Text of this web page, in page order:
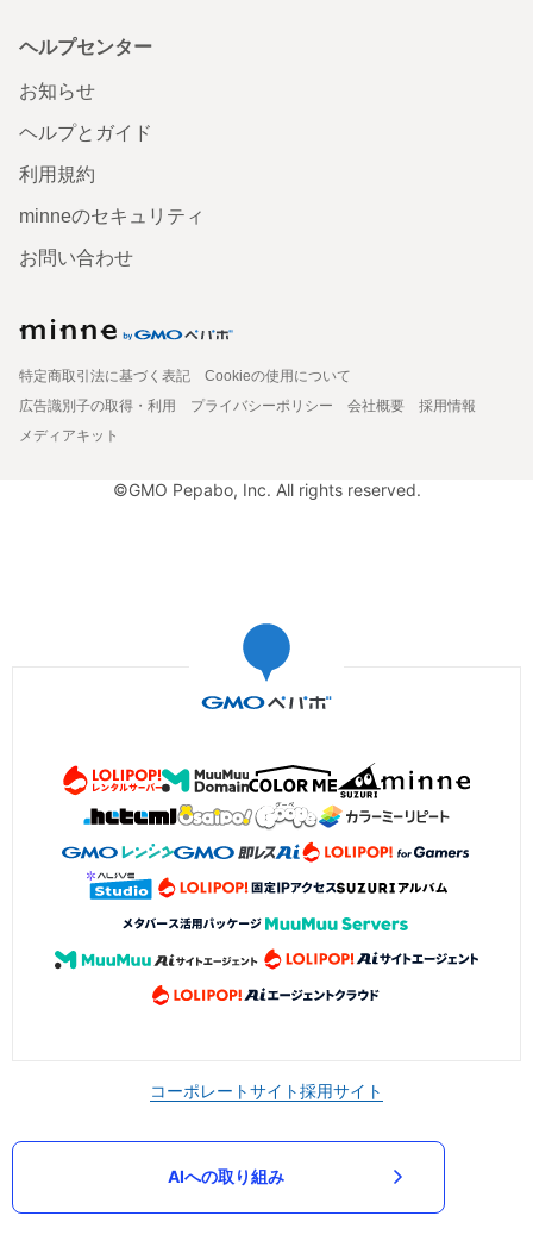
ヘルプセンター
お知らせ
ヘルプとガイド
利用規約
minneのセキュリティ
お問い合わせ
特定商取引法に基づく表記
Cookieの使用について
広告識別子の取得・利用
プライバシーポリシー 会社概要
採用情報
メディアキット
©GMO Pepabo, Inc. All rights reserved.
コーポレートサイト採用サイト
AIへの取り組み